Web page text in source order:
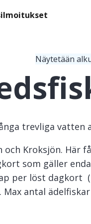
Näytetään
trevliga vatten
och Kroksjön. Här
som gäller
per löst dagkort
Max antal